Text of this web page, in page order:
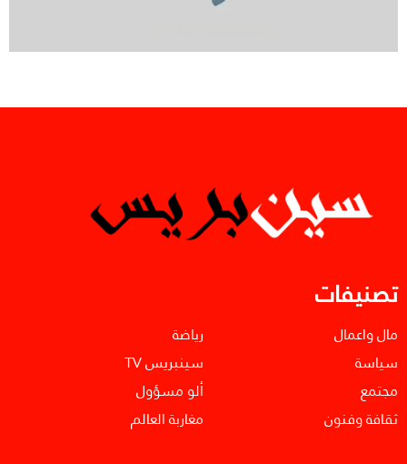
تصنيفات
مال واعمال
سياسة
مجتمع
ثقافة وفنون
رياضة
سينبريس TV
ألو مسؤول
مغاربة العالم